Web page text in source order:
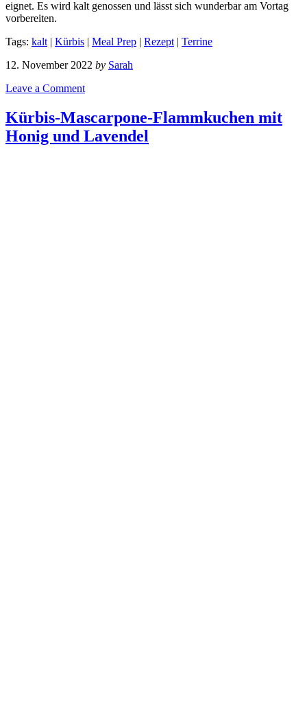
eignet. Es wird kalt genossen und lässt sich wunderbar am Vortag
vorbereiten.
Tags: kalt| Kürbis | Meal Prep | Rezept| Terrine
12. November 2022 by Sarah
Leave a Comment
Kürbis-Mascarpone-Flammkuchen mit
Honig und Lavendel